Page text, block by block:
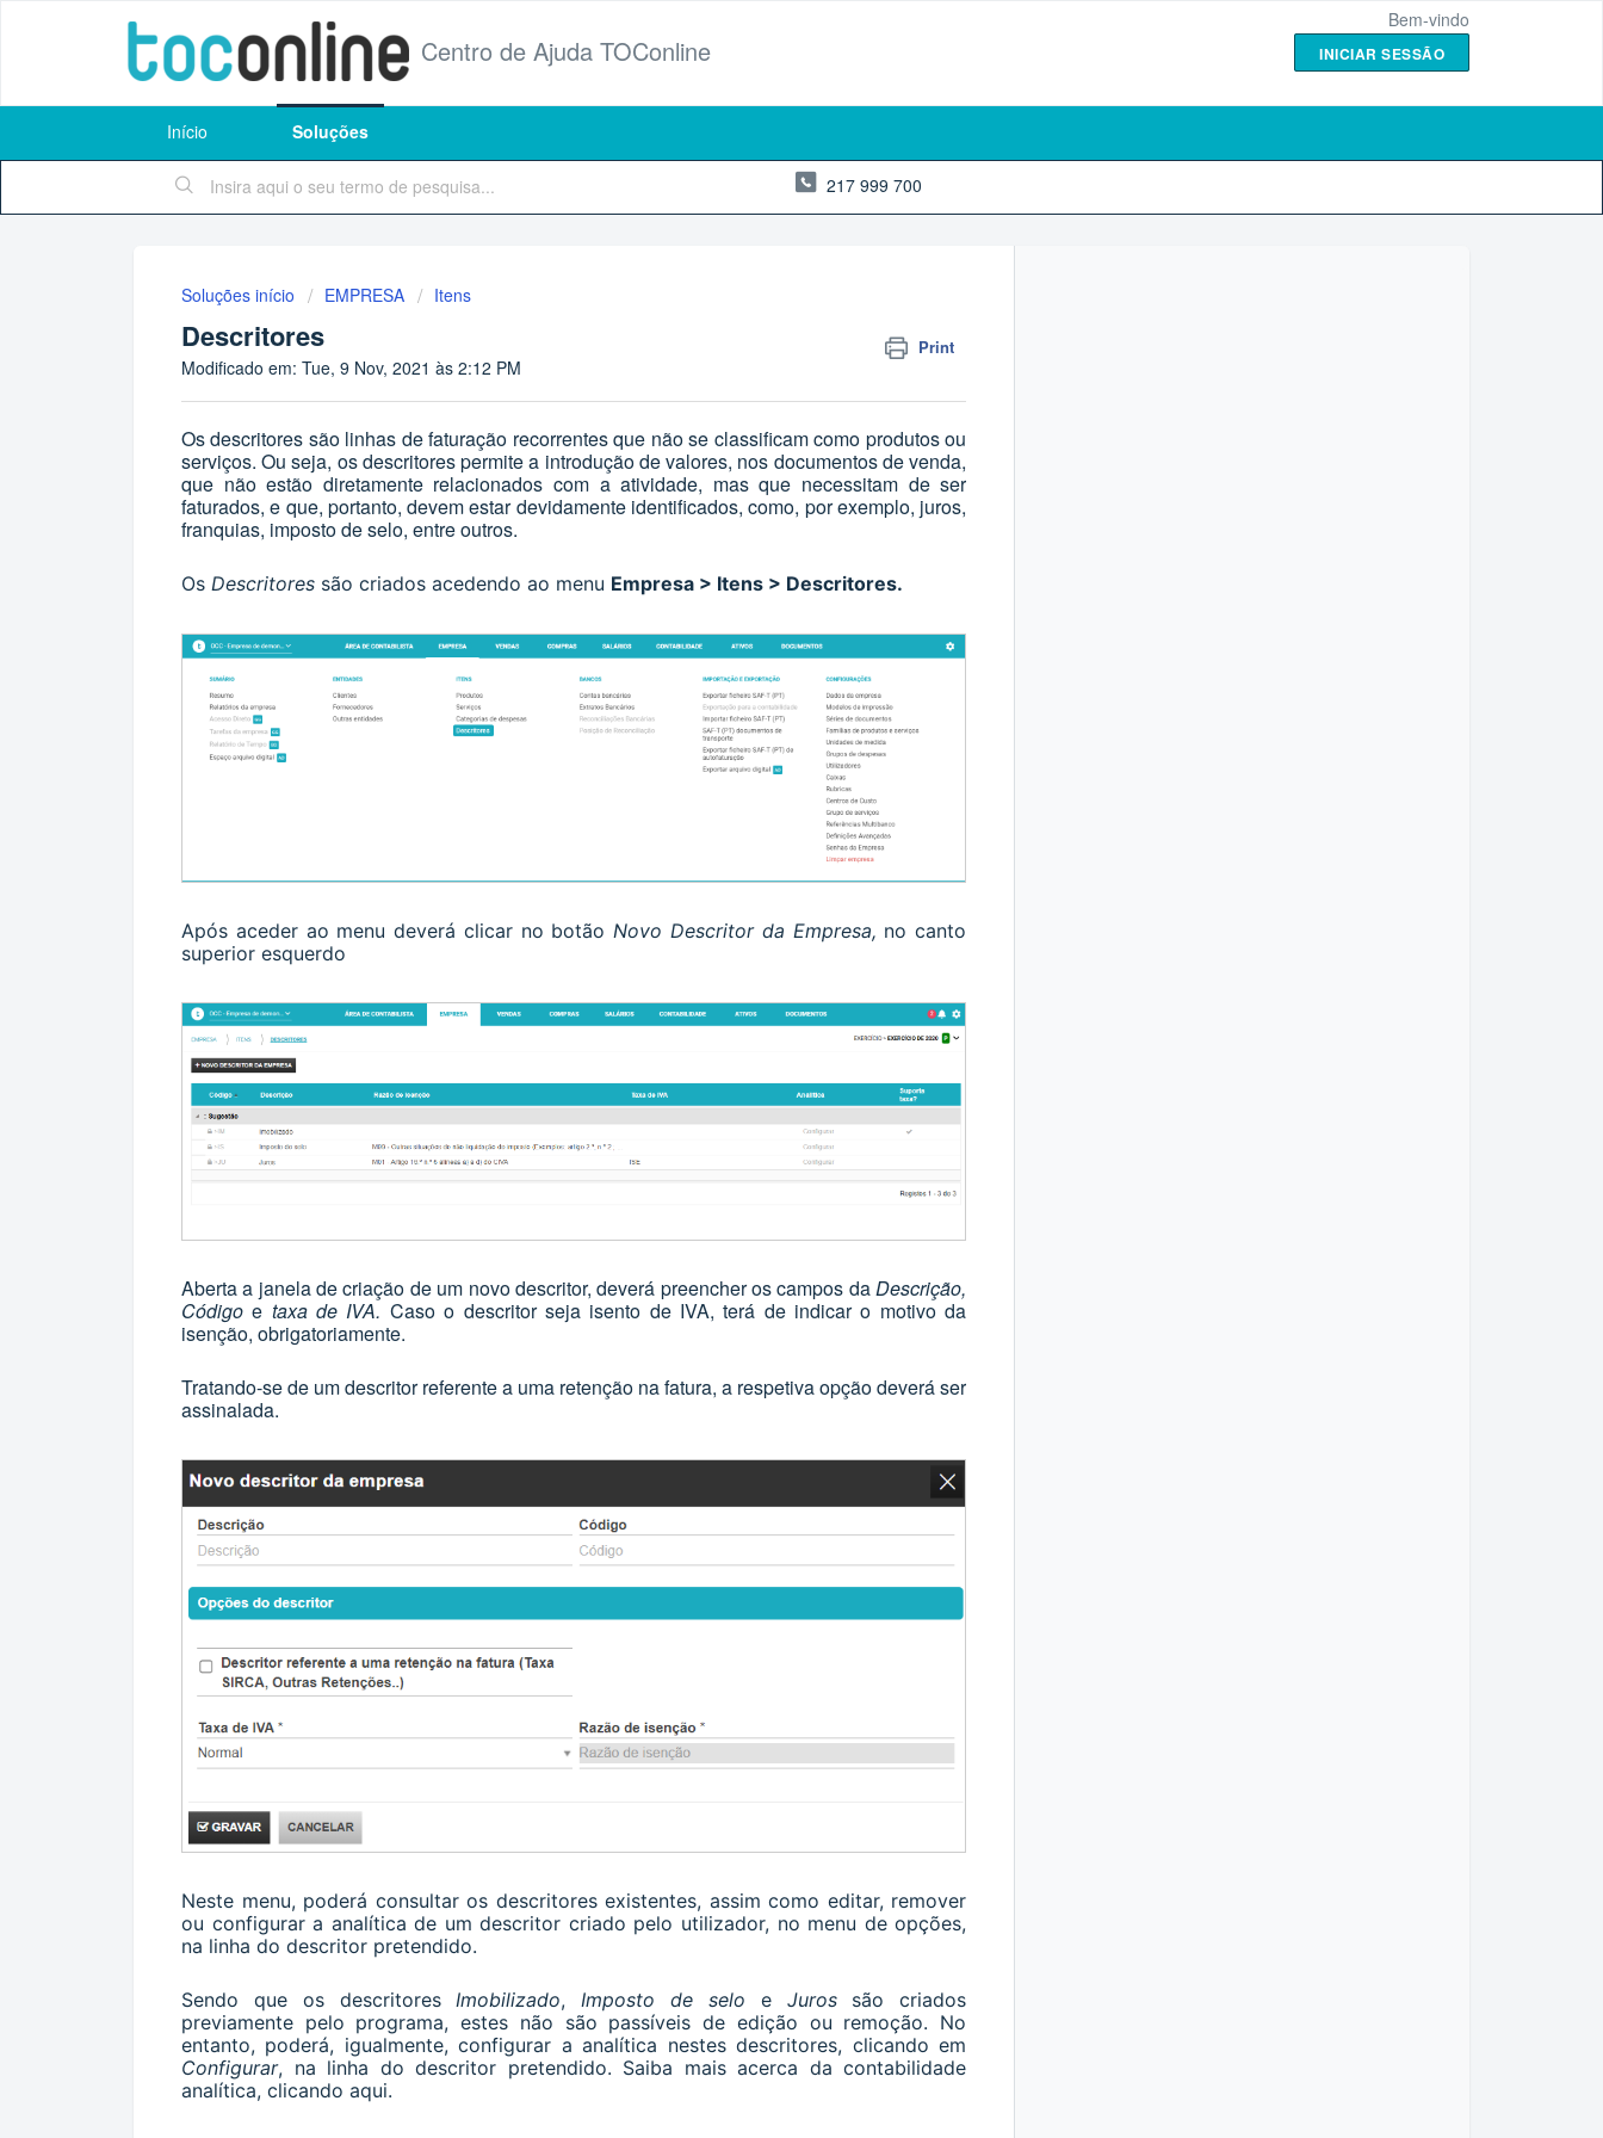
Centro de Ajuda TOConline
Bem-vindo
INICIAR SESSÃO
Início Soluções
217 999 700
Soluções início EMPRESA Itens
Descritores Print
Modificado em: Tue, 9 Nov, 2021 às 2:12 PM
Os descritores são linhas de faturação recorrentes que não se classificam como produtos ou
serviços. Ou seja, os descritores permite a introdução de valores, nos documentos de venda,
que não estão diretamente relacionados com a atividade, mas que necessitam de ser
faturados, e que, portanto, devem estar devidamente identificados, como, por exemplo, juros,
franquias, imposto de selo, entre outros.
Os Descritores são criados acedendo ao menu Empresa > Itens > Descritores.
Após aceder ao menu deverá clicar no botão Novo Descritor da Empresa, no canto
superior esquerdo
Aberta a janela de criação de um novo descritor, deverá preencher os campos daDescrição,
Códigoe taxa de IVA. Caso o descritor seja isento de IVA, terá de indicar o motivo da
isenção, obrigatoriamente.
Tratando-se de um descritor referente a uma retenção na fatura, a respetiva opção deverá ser
assinalada.
Neste menu, poderá consultar os descritores existentes, assim como editar, remover
ou configurar a analítica de um descritor criado pelo utilizador, no menu de opções,
na linha do descritor pretendido.
Sendo que os descritoresImobilizado,Imposto de selo e Jurossão criados
previamente pelo programa, estes não são passíveis de edição ou remoção. No
entanto, poderá, igualmente, configurar a analítica nestes descritores, clicando em
Configurar, na linha do descritor pretendido. Saiba mais acerca da contabilidade
analítica, clicando aqui.